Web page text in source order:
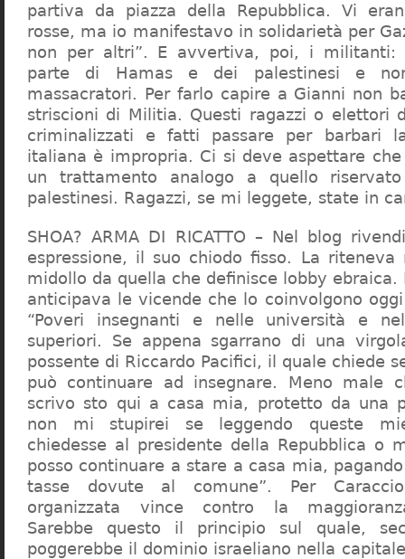
partiva da piazza della Repubblica. Vi
rosse, ma io manifestavo in solidarietà per
non per altri”. E avvertiva, poi, i militanti:
parte di Hamas e dei palestinesi e
massacratori. Per farlo capire a Gianni non
striscioni di Militia. Questi ragazzi o elettori
criminalizzati e fatti passare per barbari
italiana è impropria. Ci si deve aspettare
un trattamento analogo a quello
palestinesi. Ragazzi, se mi leggete, state in
SHOA? ARMA DI RICATTO – Nel blog
espressione, il suo chiodo fisso. La
midollo da quella che definisce lobby ebraica.
anticipava le vicende che lo coinvolgono
“Poveri insegnanti e nelle università e
superiori. Se appena sgarrano di una
possente di Riccardo Pacifici, il quale chiede
può continuare ad insegnare. Meno male
scrivo sto qui a casa mia, protetto da una
non mi stupirei se leggendo queste
chiedesse al presidente della Repubblica o
posso continuare a stare a casa mia,
tasse dovute al comune”. Per
organizzata vince contro la
Sarebbe questo il principio sul quale,
poggerebbe il dominio israeliano nella